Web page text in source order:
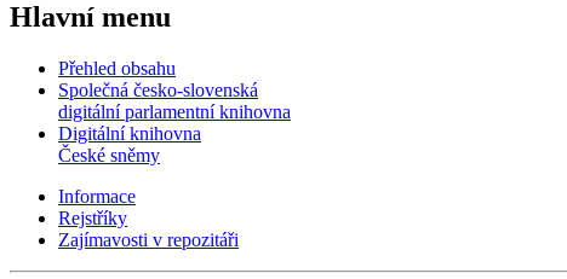
Hlavní menu
Přehled obsahu
Společná česko-slovenská
digitální parlamentní knihovna
Digitální knihovna
České sněmy
Informace
Rejstříky
Zajímavosti v repozitáři